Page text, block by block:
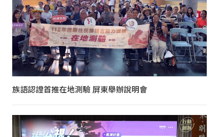
族語認證首推在地測驗 屏東舉辦說明會